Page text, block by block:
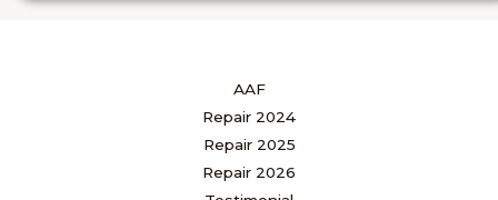
AAF
Repair 2024
Repair 2025
Repair 2026